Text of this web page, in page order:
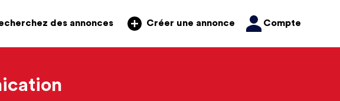
des annonces Créer une annonce Compte